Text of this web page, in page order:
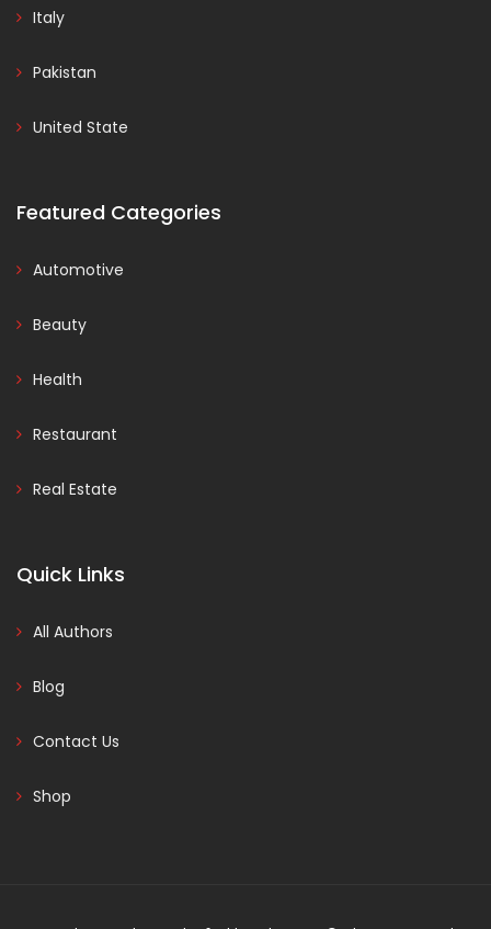
Italy
Pakistan
United State
Featured Categories
Automotive
Beauty
Health
Restaurant
Real Estate
Quick Links
All Authors
Blog
Contact Us
Shop